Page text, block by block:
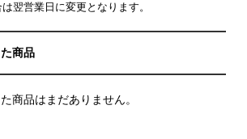
翌営業日に変更となります。
商品
商品はまだありません。